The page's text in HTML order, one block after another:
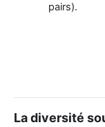
pairs).
La diversité